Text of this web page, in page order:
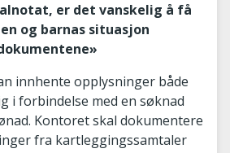
er det vanskelig å få
og barnas situasjon
innhente opplysninger både
i forbindelse med en søknad
Kontoret skal dokumentere
fra kartleggingssamtaler